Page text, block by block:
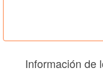
Información de